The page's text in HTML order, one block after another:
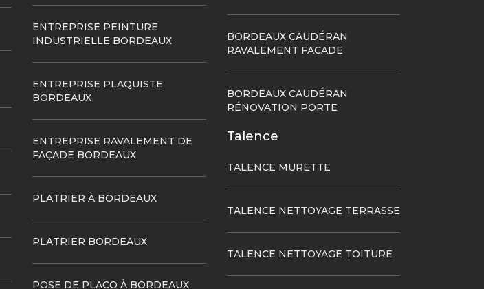
ENTREPRISE PEINTURE
INDUSTRIELLE BORDEAUX
ENTREPRISE PLAQUISTE
BORDEAUX
ENTREPRISE RAVALEMENT DE
FAÇADE BORDEAUX
PLATRIER À BORDEAUX
PLATRIER BORDEAUX
POSE DE PLACO À BORDEAUX
BORDEAUX CAUDÉRAN
RAVALEMENT FACADE
BORDEAUX CAUDÉRAN
RÉNOVATION PORTE
Talence
TALENCE MURETTE
TALENCE NETTOYAGE TERRASSE
TALENCE NETTOYAGE TOITURE